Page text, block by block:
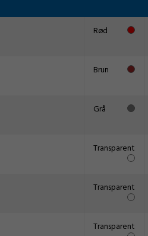
Rød
Brun
Grå
Transparent
Transparent
Transparent